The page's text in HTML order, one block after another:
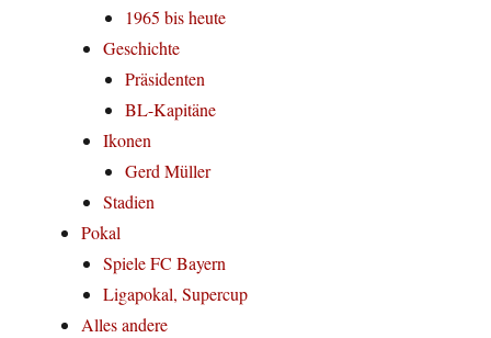
1965 bis heute
Geschichte
Präsidenten
BL-Kapitäne
Ikonen
Gerd Müller
Stadien
Pokal
Spiele FC Bayern
Ligapokal, Supercup
Alles andere